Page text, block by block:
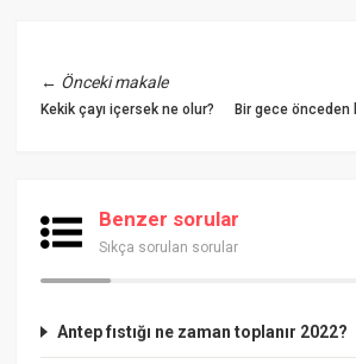
← Önceki makale
Kekik çayı içersek ne olur? Bir gece önceden
Benzer sorular
Sıkça sorulan sorular
Antep fıstığı ne zaman toplanır 2022?